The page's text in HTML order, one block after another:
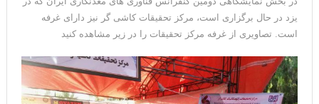
یزد در حال برگزاری است، مرکز تحقیقات کاشی گر نیز دارای غرفه
است. تصاویری از غرفه مرکز تحقیقات را در زیر مشاهده کنید